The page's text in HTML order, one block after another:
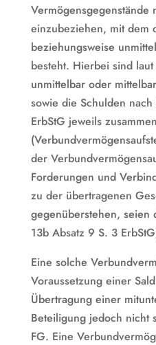
einzubeziehen, mit dem
beziehungsweise
besteht. Hierbei sind
unmittelbar oder
sowie die Schulden
ErbStG jeweils
der
Forderungen und
zu der übertragenen
gegenüberstehen, seien
13b Absatz 9 S. 3
Eine solche
Voraussetzung einer
Übertragung einer
Beteiligung jedoch nicht
FG. Eine